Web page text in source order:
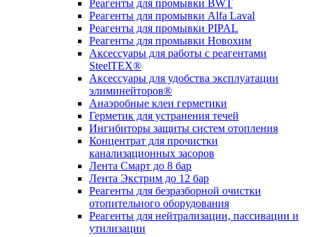
Реагенты для промывки BWT
Реагенты для промывки Alfa Laval
Реагенты для промывки PIPAL
Реагенты для промывки Новохим
Аксессуары для работы с реагентами
SteelTEX®
Аксессуары для удобства эксплуатации
элиминейторов®
Анаэробные клеи герметики
Герметик для устранения течей
Ингибиторы защиты систем отопления
Концентрат для прочистки
канализационных засоров
Лента Смарт до 8 бар
Лента Экстрим до 12 бар
Реагенты для безразборной очистки
отопительного оборудования
Реагенты для нейтрализации, пассивации и
утилизации